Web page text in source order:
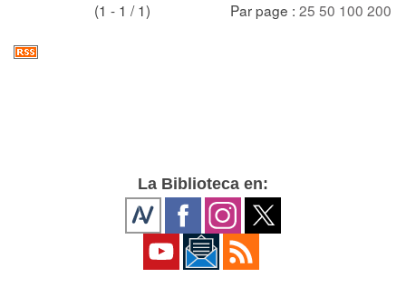
(1 - 1 / 1) Par page : 25 50 100 200
La Biblioteca en: